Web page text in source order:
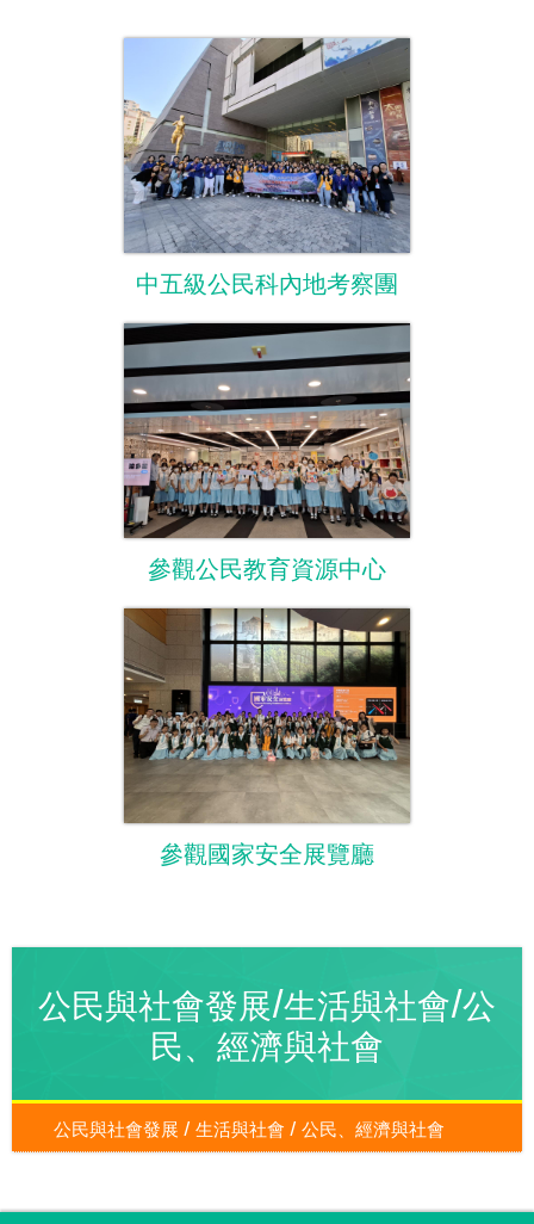
中五級公民科內地考察團
參觀公民教育資源中心
參觀國家安全展覽廳
公民與社會發展/生活與社會/公
民、經濟與社會
公民與社會發展 / 生活與社會 / 公民、經濟與社會